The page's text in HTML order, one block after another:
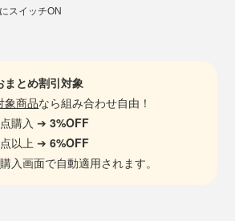
スイッチON
まとめ割引対象
象商品なら組み合わせ自由！
購入 ➔3%OFF
以上 ➔6%OFF
入画面で自動適用されます。